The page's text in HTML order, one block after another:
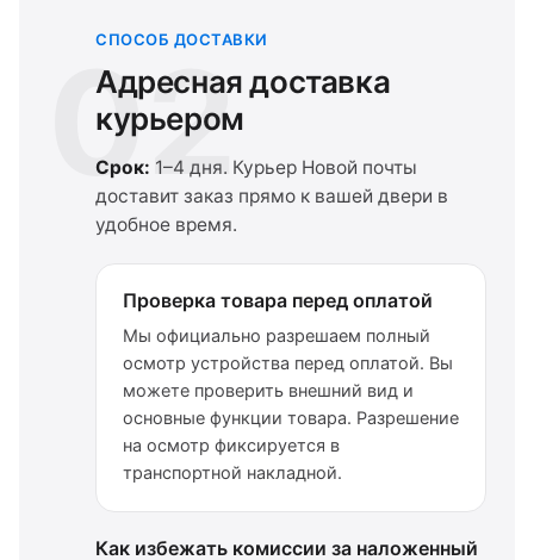
02
СПОСОБ ДОСТАВКИ
Адресная доставка
курьером
Срок: 1–4 дня. Курьер Новой почты
доставит заказ прямо к вашей двери в
удобное время.
Проверка товара перед оплатой
Мы официально разрешаем полный
осмотр устройства перед оплатой. Вы
можете проверить внешний вид и
основные функции товара. Разрешение
на осмотр фиксируется в
транспортной накладной.
Как избежать комиссии за наложенный